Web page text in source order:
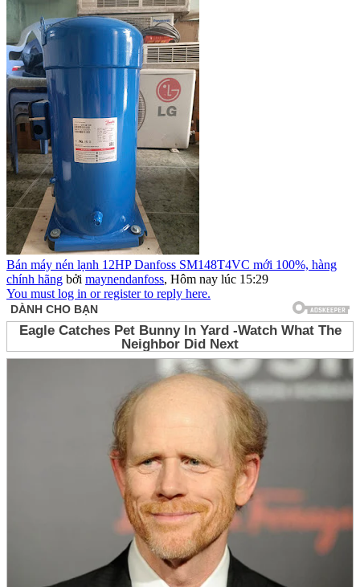
Bán máy nén lạnh 12HP Danfoss SM148T4VC mới 100%, hàng
chính hãng bởi maynendanfoss, Hôm nay lúc 15:29
You must log in or register to reply here.